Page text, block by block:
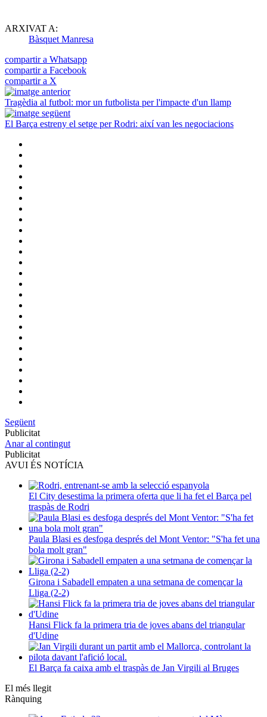
ARXIVAT A:
Bàsquet Manresa
compartir a Whatsapp
compartir a Facebook
compartir a X
Tragèdia al futbol: mor un futbolista per l'impacte d'un llamp
El Barça estreny el setge per Rodri: així van les negociacions
Següent
Publicitat
Anar al contingut
Publicitat
AVUI ÉS NOTÍCIA
El City desestima la primera oferta que li ha fet el Barça pel
traspàs de Rodri
Paula Blasi es desfoga després del Mont Ventor: "S'ha fet una
bola molt gran"
Girona i Sabadell empaten a una setmana de començar la
Lliga (2-2)
Hansi Flick fa la primera tria de joves abans del triangular
d'Udine
El Barça fa caixa amb el traspàs de Jan Virgili al Bruges
El més llegit
Rànquing